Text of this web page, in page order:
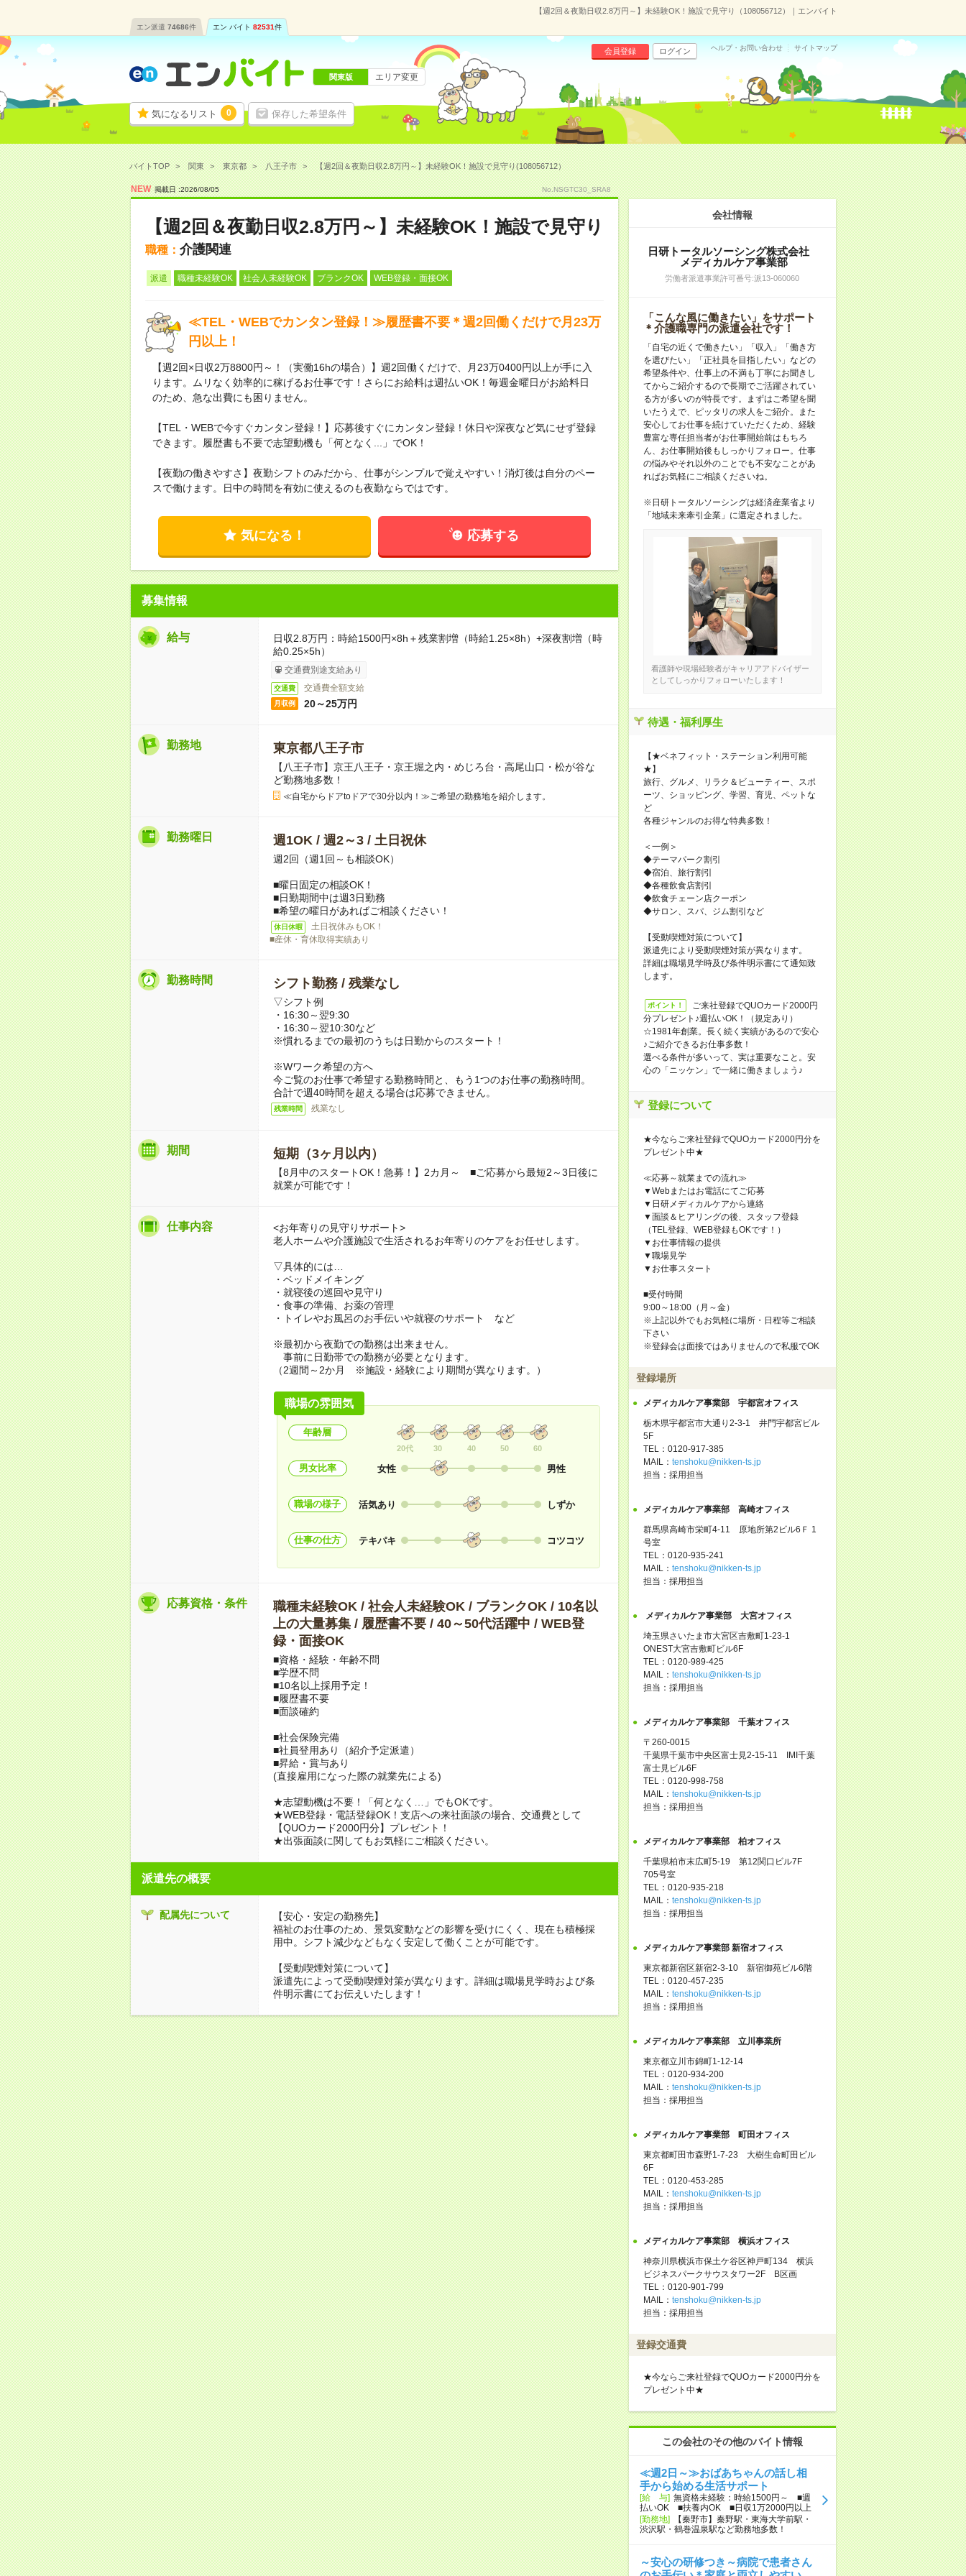
【週2回＆夜勤日収2.8万円～】未経験OK！施設で見守り（108056712）｜エンバイト
エン派遣 74686件 エン バイト 82531件
気になるリスト 0 保存した希望条件
会員登録 ログイン ヘルプ・お問い合わせ サイトマップ
関東版 エリア変更
バイトTOP 関東 東京都 八王子市 【週2回＆夜勤日収2.8万円～】未経験OK！施設で見守り(108056712）
NEW 掲載日 :2026/08/05 No.NSGTC30_SRA8
【週2回＆夜勤日収2.8万円～】未経験OK！施設で見守り
職種： 介護関連
派遣 職種未経験OK 社会人未経験OK ブランクOK WEB登録・面接OK
≪TEL・WEBでカンタン登録！≫履歴書不要＊週2回働くだけで月23万
円以上！
【週2回×日収2万8800円～！（実働16hの場合）】週2回働くだけで、月23万0400円以上が手に入
ります。ムリなく効率的に稼げるお仕事です！さらにお給料は週払いOK！毎週金曜日がお給料日
のため、急な出費にも困りません。
【TEL・WEBで今すぐカンタン登録！】応募後すぐにカンタン登録！休日や深夜など気にせず登録
できます。履歴書も不要で志望動機も「何となく...」でOK！
【夜勤の働きやすさ】夜勤シフトのみだから、仕事がシンプルで覚えやすい！消灯後は自分のペー
スで働けます。日中の時間を有効に使えるのも夜勤ならではです。
気になる！ 応募する
募集情報
給与
日収2.8万円：時給1500円×8h＋残業割増（時給1.25×8h）+深夜割増（時
給0.25×5h）
交通費別途支給あり
交通費 交通費全額支給
月収例 20～25万円
勤務地 東京都八王子市
【八王子市】京王八王子・京王堀之内・めじろ台・高尾山口・松が谷な
ど勤務地多数！
≪自宅からドアtoドアで30分以内！≫ご希望の勤務地を紹介します。
勤務曜日 週1OK / 週2～3 / 土日祝休
週2回（週1回～も相談OK）
■曜日固定の相談OK！
■日勤期間中は週3日勤務
■希望の曜日があればご相談ください！
休日休暇
土日祝休みもOK！
■産休・育休取得実績あり
勤務時間 シフト勤務 / 残業なし
▽シフト例
・16:30～翌9:30
・16:30～翌10:30など
※慣れるまでの最初のうちは日勤からのスタート！
※Wワーク希望の方へ
今ご覧のお仕事で希望する勤務時間と、もう1つのお仕事の勤務時間。
合計で週40時間を超える場合は応募できません。
残業時間 残業なし
期間 短期（3ヶ月以内）
【8月中のスタートOK！急募！】2カ月～ ■ご応募から最短2～3日後に
就業が可能です！
仕事内容
<お年寄りの見守りサポート>
老人ホームや介護施設で生活されるお年寄りのケアをお任せします。
▽具体的には…
・ベッドメイキング
・就寝後の巡回や見守り
・食事の準備、お薬の管理
・トイレやお風呂のお手伝いや就寝のサポート など
※最初から夜勤での勤務は出来ません。
事前に日勤帯での勤務が必要となります。
（2週間～2か月 ※施設・経験により期間が異なります。）
職場の雰囲気
年齢層
20代 30 40 50 60
男女比率 女性 男性
職場の様子 活気あり しずか
仕事の仕方 テキパキ コツコツ
応募資格・条件
職種未経験OK / 社会人未経験OK / ブランクOK / 10名以
上の大量募集 / 履歴書不要 / 40～50代活躍中 / WEB登
録・面接OK
■資格・経験・年齢不問
■学歴不問
■10名以上採用予定！
■履歴書不要
■面談確約
■社会保険完備
■社員登用あり（紹介予定派遣）
■昇給・賞与あり
(直接雇用になった際の就業先による)
★志望動機は不要！「何となく…」でもOKです。
★WEB登録・電話登録OK！支店への来社面談の場合、交通費として
【QUOカード2000円分】プレゼント！
★出張面談に関してもお気軽にご相談ください。
派遣先の概要
配属先について
【安心・安定の勤務先】
福祉のお仕事のため、景気変動などの影響を受けにくく、現在も積極採
用中。シフト減少などもなく安定して働くことが可能です。
【受動喫煙対策について】
派遣先によって受動喫煙対策が異なります。詳細は職場見学時および条
件明示書にてお伝えいたします！
会社情報
日研トータルソーシング株式会社
メディカルケア事業部
労働者派遣事業許可番号:派13-060060
「こんな風に働きたい」をサポート
＊介護職専門の派遣会社です！
「自宅の近くで働きたい」「収入」「働き方
を選びたい」「正社員を目指したい」などの
希望条件や、仕事上の不満も丁寧にお聞きし
てからご紹介するので長期でご活躍されてい
る方が多いのが特長です。まずはご希望を聞
いたうえで、ピッタリの求人をご紹介。また
安心してお仕事を続けていただくため、経験
豊富な専任担当者がお仕事開始前はもちろ
ん、お仕事開始後もしっかりフォロー。仕事
の悩みやそれ以外のことでも不安なことがあ
ればお気軽にご相談くださいね。
※日研トータルソーシングは経済産業省より
「地域未来牽引企業」に選定されました。
看護師や現場経験者がキャリアアドバイザー
としてしっかりフォローいたします！
待遇・福利厚生
【★ベネフィット・ステーション利用可能
★】
旅行、グルメ、リラク＆ビューティー、スポ
ーツ、ショッピング、学習、育児、ペットな
ど
各種ジャンルのお得な特典多数！
＜一例＞
◆テーマパーク割引
◆宿泊、旅行割引
◆各種飲食店割引
◆飲食チェーン店クーポン
◆サロン、スパ、ジム割引など
【受動喫煙対策について】
派遣先により受動喫煙対策が異なります。
詳細は職場見学時及び条件明示書にて通知致
します。
ポイント！
ご来社登録でQUOカード2000円
分プレゼント♪週払いOK！（規定あり）
☆1981年創業。長く続く実績があるので安心
♪ご紹介できるお仕事多数！
選べる条件が多いって、実は重要なこと。安
心の「ニッケン」で一緒に働きましょう♪
登録について
★今ならご来社登録でQUOカード2000円分を
プレゼント中★
≪応募～就業までの流れ≫
▼Webまたはお電話にてご応募
▼日研メディカルケアから連絡
▼面談＆ヒアリングの後、スタッフ登録
（TEL登録、WEB登録もOKです！）
▼お仕事情報の提供
▼職場見学
▼お仕事スタート
■受付時間
9:00～18:00（月～金）
※上記以外でもお気軽に場所・日程等ご相談
下さい
※登録会は面接ではありませんので私服でOK
登録場所
メディカルケア事業部 宇都宮オフィス
栃木県宇都宮市大通り2-3-1 井門宇都宮ビル
5F
TEL：0120-917-385
MAIL： tenshoku@nikken-ts.jp
担当：採用担当
メディカルケア事業部 高崎オフィス
群馬県高崎市栄町4-11 原地所第2ビル6Ｆ 1
号室
TEL：0120-935-241
MAIL： tenshoku@nikken-ts.jp
担当：採用担当
メディカルケア事業部 大宮オフィス
埼玉県さいたま市大宮区吉敷町1-23-1
ONEST大宮吉敷町ビル6F
TEL：0120-989-425
MAIL： tenshoku@nikken-ts.jp
担当：採用担当
メディカルケア事業部 千葉オフィス
〒260-0015
千葉県千葉市中央区富士見2-15-11 IMI千葉
富士見ビル6F
TEL：0120-998-758
MAIL： tenshoku@nikken-ts.jp
担当：採用担当
メディカルケア事業部 柏オフィス
千葉県柏市末広町5-19 第12関口ビル7F
705号室
TEL：0120-935-218
MAIL： tenshoku@nikken-ts.jp
担当：採用担当
メディカルケア事業部 新宿オフィス
東京都新宿区新宿2-3-10 新宿御苑ビル6階
TEL：0120-457-235
MAIL： tenshoku@nikken-ts.jp
担当：採用担当
メディカルケア事業部 立川事業所
東京都立川市錦町1-12-14
TEL：0120-934-200
MAIL： tenshoku@nikken-ts.jp
担当：採用担当
メディカルケア事業部 町田オフィス
東京都町田市森野1-7-23 大樹生命町田ビル
6F
TEL：0120-453-285
MAIL： tenshoku@nikken-ts.jp
担当：採用担当
メディカルケア事業部 横浜オフィス
神奈川県横浜市保土ケ谷区神戸町134 横浜
ビジネスパークサウスタワー2F B区画
TEL：0120-901-799
MAIL： tenshoku@nikken-ts.jp
担当：採用担当
登録交通費
★今ならご来社登録でQUOカード2000円分を
プレゼント中★
この会社のその他のバイト情報
≪週2日～≫おばあちゃんの話し相
手から始める生活サポート
[給 与] 無資格未経験：時給1500円～ ■週
払いOK ■扶養内OK ■日収1万2000円以上
[勤務地]
【秦野市】秦野駅・東海大学前駅・
渋沢駅・鶴巻温泉駅など勤務地多数！
～安心の研修つき～病院で患者さん